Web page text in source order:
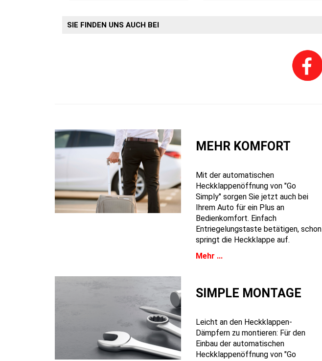
SIE FINDEN UNS AUCH BEI
MEHR KOMFORT
Mit der automatischen
Heckklappenöffnung von "Go
Simply" sorgen Sie jetzt auch bei
Ihrem Auto für ein Plus an
Bedienkomfort. Einfach
Entriegelungstaste betätigen, schon
springt die Heckklappe auf.
Mehr ...
SIMPLE MONTAGE
Leicht an den Heckklappen-
Dämpfern zu montieren: Für den
Einbau der automatischen
Heckklappenöffnung von "Go